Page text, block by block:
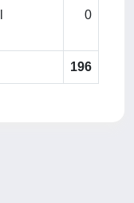
0
196